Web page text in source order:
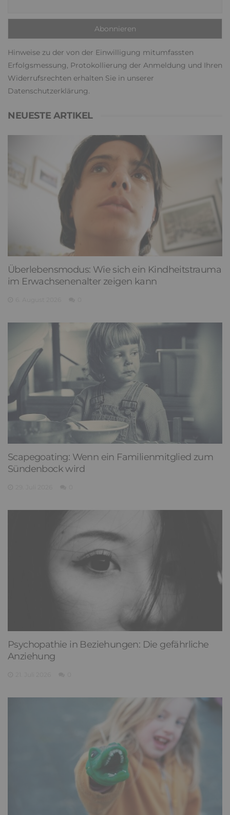
Hinweise zu der von der Einwilligung mitumfassten
Erfolgsmessung, Protokollierung der Anmeldung und Ihren
Widerrufsrechten erhalten Sie in unserer
Datenschutzerklärung.
NEUESTE ARTIKEL
Überlebensmodus: Wie sich ein Kindheitstrauma
im Erwachsenenalter zeigen kann
Scapegoating: Wenn ein Familienmitglied zum
Sündenbock wird
Psychopathie in Beziehungen: Die gefährliche
Anziehung